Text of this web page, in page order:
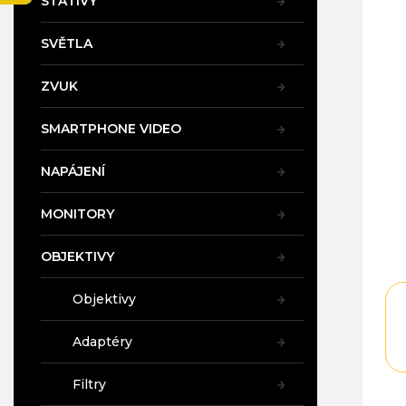
SVĚTLA
ZVUK
SMARTPHONE VIDEO
NAPÁJENÍ
MONITORY
OBJEKTIVY
Objektivy
Adaptéry
Filtry